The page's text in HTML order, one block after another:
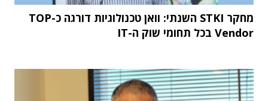
מחקר STKI השנתי: וואן טכנולוגיות דורגה כ-TOP
Vendor בכל תחומי שוק ה-IT